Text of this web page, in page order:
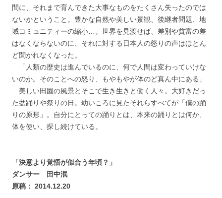
間に、それまで育んできた大事なものをたくさん失ったのでは
ないかということ。豊かな自然や美しい景観、後継者問題、地
域コミュニティーの縮小…。世界を見渡せば、差別や貧富の差
はなくならないのに、それに対する日本人の怒りの声はほとん
ど聞かれなくなった。
「人類の歴史は進んでいるのに、何で人間は変わっていけな
いのか。そのことへの怒り、もやもやが体のど真ん中にある」
美しい田園の風景とそこで生き生きと働く人々。大好きだっ
た盆踊りや祭りの日。幼いころに見たそれらすべてが「僕の踊
りの原形」。自分にとっての踊りとは、本来の踊りとは何か、
体を使い、探し続けている。
「決意より覚悟が似合う年頃？」
ダンサー 田中泯
原稿： 2014.12.20